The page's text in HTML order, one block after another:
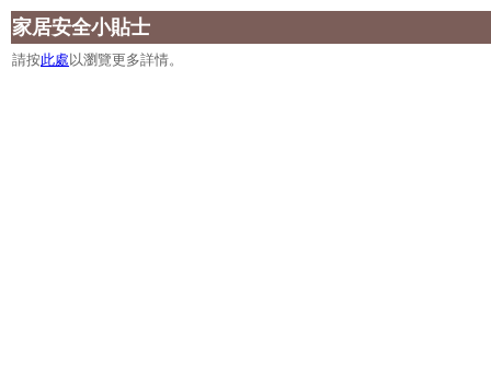
家居安全小貼士
請按此處 以瀏覽更多詳情。